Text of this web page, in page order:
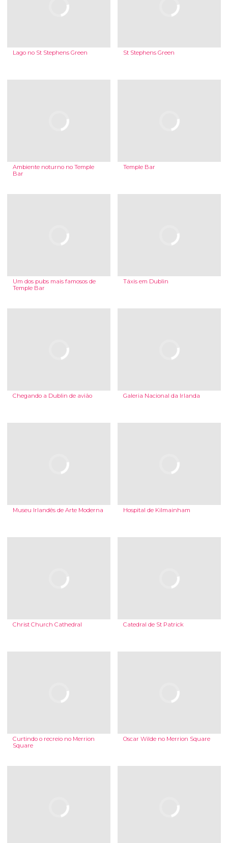
Lago no St Stephens Green St Stephens Green
Ambiente noturno no Temple
Bar
Temple Bar
Um dos pubs mais famosos de
Temple Bar
Táxis em Dublin
Chegando a Dublin de avião Galeria Nacional da Irlanda
Museu Irlandês de Arte Moderna Hospital de Kilmainham
Christ Church Cathedral Catedral de St Patrick
Curtindo o recreio no Merrion
Square
Oscar Wilde no Merrion Square